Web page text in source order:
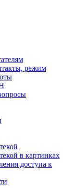
режим
в картинках
доступа к